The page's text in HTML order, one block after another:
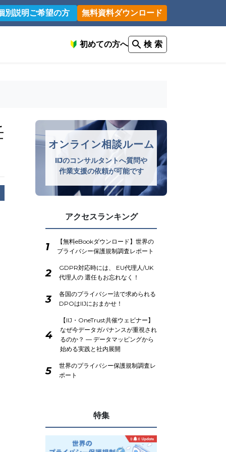
別説明ご希望の方 無料資料ダウンロード
初めての方へ 検 索
オンライン相談ルーム
IIJのコンサルタントへ質問や
作業支援の依頼が可能です
アクセスランキング
1
【無料eBookダウンロード】世界の
プライバシー保護規制調査レポート
2
GDPR対応時には、 EU代理人/UK
代理人の 選任もお忘れなく！
3
各国のプライバシー法で求められる
DPOはIIJにおまかせ！
4
【IIJ・OneTrust共催ウェビナー】
なぜ今データガバナンスが重視され
るのか？ ― データマッピングから
始める実践と社内展開
5
世界のプライバシー保護規制調査レ
ポート
特集